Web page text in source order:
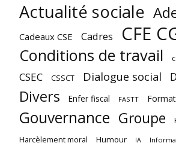
Actualité sociale
Cadeaux CSE Cadres CFE
Conditions de travail
CSEC CSSCT Dialogue social
Divers Enfer fiscal FASTT
Gouvernance Groupe
Harcèlement moral Humour IA